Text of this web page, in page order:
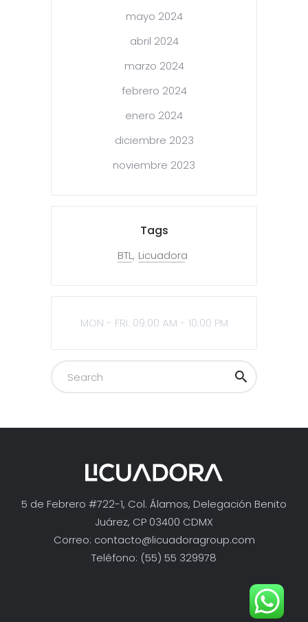
mayo 2024
abril 2024
marzo 2024
febrero 2024
enero 2024
diciembre 2023
noviembre 2023
Tags
BTL Licuadora
MON - FRI: 09:00 AM - 10:00 PM
5 de Febrero #722-1, Col. Álamos, Delegación Benito
Juárez, CP 03400 CDMX
Correo: contacto@licuadoragroup.com
Teléfono: (55) 55 329978